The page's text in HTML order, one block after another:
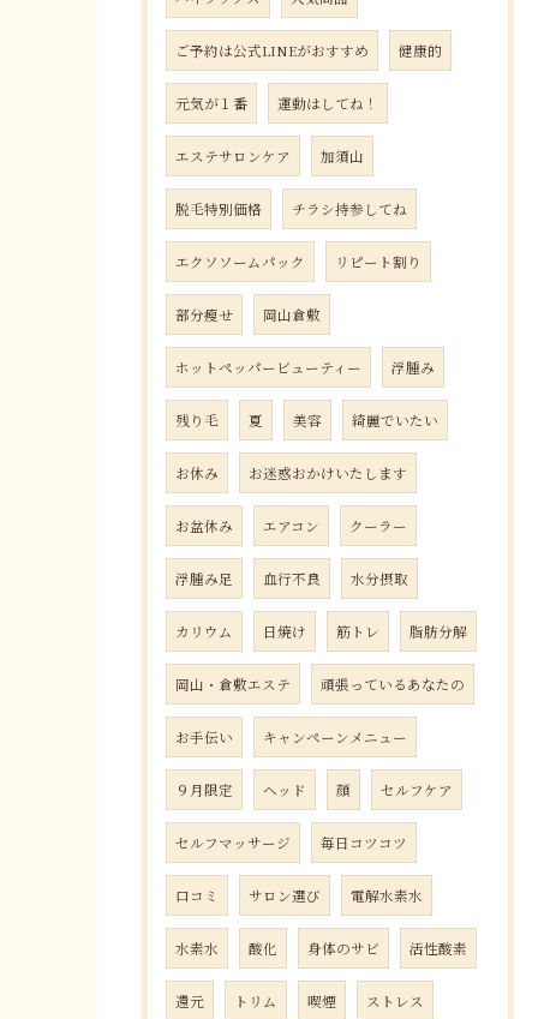
ご予約は公式LINEがおすすめ 健康的
元気が１番 運動はしてね！
エステサロンケア 加須山
脱毛特別価格 チラシ持参してね
エクソソームパック リピート割り
部分瘦せ 岡山倉敷
ホットペッパービューティー 浮腫み
残り毛 夏 美容 綺麗でいたい
お休み お迷惑おかけいたします
お盆休み エアコン クーラー
浮腫み足 血行不良 水分摂取
カリウム 日焼け 筋トレ 脂肪分解
岡山・倉敷エステ 頑張っているあなたの
お手伝い キャンペーンメニュー
９月限定 ヘッド 顔 セルフケア
セルフマッサージ 毎日コツコツ
口コミ サロン選び 電解水素水
水素水 酸化 身体のサビ 活性酸素
還元 トリム 喫煙 ストレス